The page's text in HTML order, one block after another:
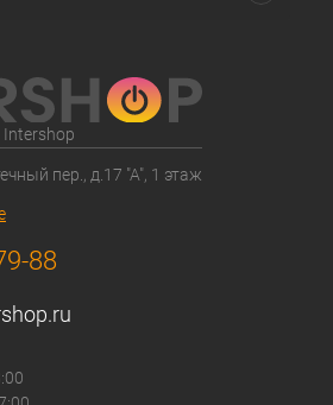
пер., д.17 "А", 1 этаж
88